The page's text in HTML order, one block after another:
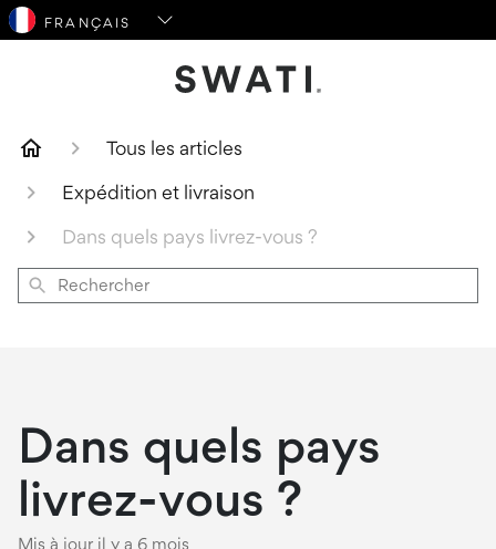
Tous les articles
Expédition et livraison
Dans quels pays livrez-vous ?
Rechercher
Dans quels pays
livrez-vous ?
Mis à jour il y a 6 mois